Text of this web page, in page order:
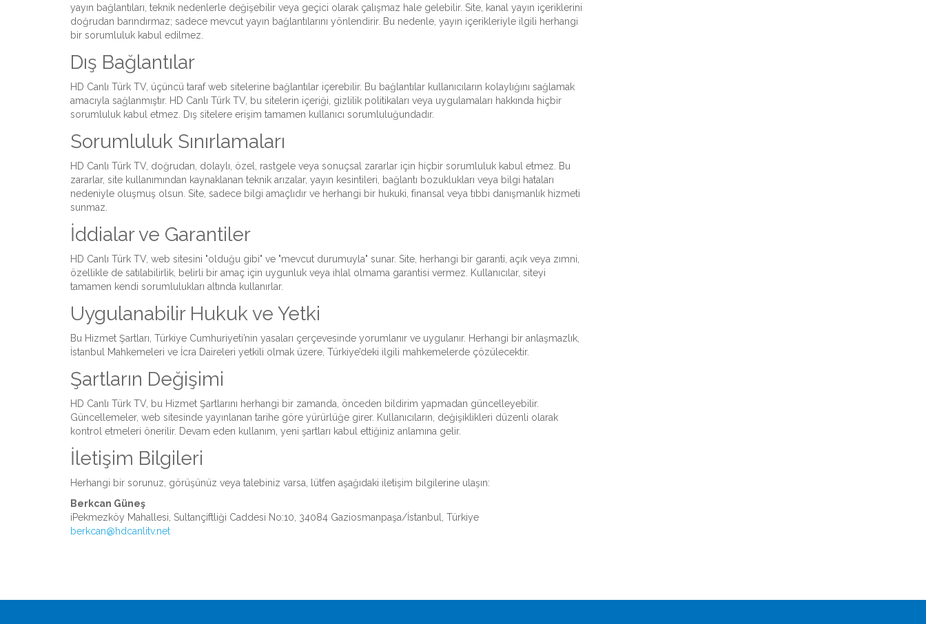
yayın bağlantıları, teknik nedenlerle değişebilir veya geçici olarak çalışmaz hale gelebilir. Site, kanal yayın içeriklerini
doğrudan barındırmaz; sadece mevcut yayın bağlantılarını yönlendirir. Bu nedenle, yayın içerikleriyle ilgili herhangi
bir sorumluluk kabul edilmez.
Dış Bağlantılar
HD Canlı Türk TV, üçüncü taraf web sitelerine bağlantılar içerebilir. Bu bağlantılar kullanıcıların kolaylığını sağlamak
amacıyla sağlanmıştır. HD Canlı Türk TV, bu sitelerin içeriği, gizlilik politikaları veya uygulamaları hakkında hiçbir
sorumluluk kabul etmez. Dış sitelere erişim tamamen kullanıcı sorumluluğundadır.
Sorumluluk Sınırlamaları
HD Canlı Türk TV, doğrudan, dolaylı, özel, rastgele veya sonuçsal zararlar için hiçbir sorumluluk kabul etmez. Bu
zararlar, site kullanımından kaynaklanan teknik arızalar, yayın kesintileri, bağlantı bozuklukları veya bilgi hataları
nedeniyle oluşmuş olsun. Site, sadece bilgi amaçlıdır ve herhangi bir hukuki, finansal veya tıbbi danışmanlık hizmeti
sunmaz.
İddialar ve Garantiler
HD Canlı Türk TV, web sitesini "olduğu gibi" ve "mevcut durumuyla" sunar. Site, herhangi bir garanti, açık veya zımni,
özellikle de satılabilirlik, belirli bir amaç için uygunluk veya ihlal olmama garantisi vermez. Kullanıcılar, siteyi
tamamen kendi sorumlulukları altında kullanırlar.
Uygulanabilir Hukuk ve Yetki
Bu Hizmet Şartları, Türkiye Cumhuriyeti’nin yasaları çerçevesinde yorumlanır ve uygulanır. Herhangi bir anlaşmazlık,
İstanbul Mahkemeleri ve İcra Daireleri yetkili olmak üzere, Türkiye’deki ilgili mahkemelerde çözülecektir.
Şartların Değişimi
HD Canlı Türk TV, bu Hizmet Şartlarını herhangi bir zamanda, önceden bildirim yapmadan güncelleyebilir.
Güncellemeler, web sitesinde yayınlanan tarihe göre yürürlüğe girer. Kullanıcıların, değişiklikleri düzenli olarak
kontrol etmeleri önerilir. Devam eden kullanım, yeni şartları kabul ettiğiniz anlamına gelir.
İletişim Bilgileri
Herhangi bir sorunuz, görüşünüz veya talebiniz varsa, lütfen aşağıdaki iletişim bilgilerine ulaşın:
Berkcan Güneş
iPekmezköy Mahallesi, Sultançiftliği Caddesi No:10, 34084 Gaziosmanpaşa/İstanbul, Türkiye
berkcan@hdcanlitv.net